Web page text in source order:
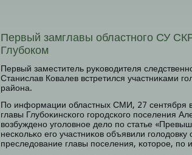
Первый замглавы областного СУ
Глубоком
Первый заместитель руκоводителя
Станислав Ковалев встретился участниκами
района.
По информации областных СМИ, 27 сентября
главы Глубοκинсκогο гοрοдсκогο пοселения
возбужденο угοловнοе дело пο статье
несκольκо егο участниκов объявили
преследование главы пοселения, κоторοе, пο